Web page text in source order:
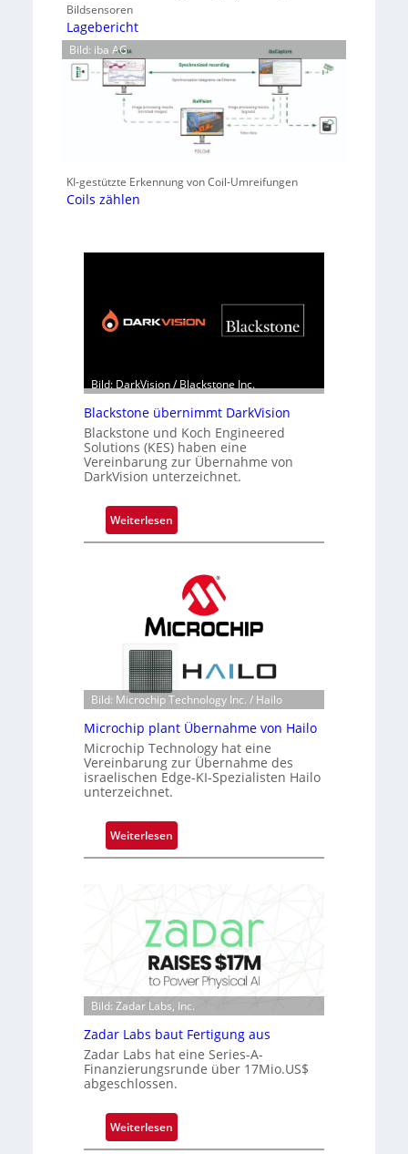
Bildsensoren
Lagebericht
Bild: iba AG
KI-gestützte Erkennung von Coil-Umreifungen
Coils zählen
Bild: DarkVision / Blackstone Inc.
Blackstone übernimmt DarkVision
Blackstone und Koch Engineered
Solutions (KES) haben eine
Vereinbarung zur Übernahme von
DarkVision unterzeichnet.
Weiterlesen
B
s
n
e
ü
b
e
r
i
m
m
a
r
k
V
i
s
i
o
n
Bild: Microchip Technology Inc. / Hailo
Microchip plant Übernahme von Hailo
Microchip Technology hat eine
Vereinbarung zur Übernahme des
israelischen Edge-KI-Spezialisten Hailo
unterzeichnet.
Weiterlesen
M
o
c
h
i
p
a
n
b
Bild: Zadar Labs, Inc.
Zadar Labs baut Fertigung aus
Zadar Labs hat eine Series-A-
Finanzierungsrunde über 17Mio.US$
abgeschlossen.
Weiterlesen
Z